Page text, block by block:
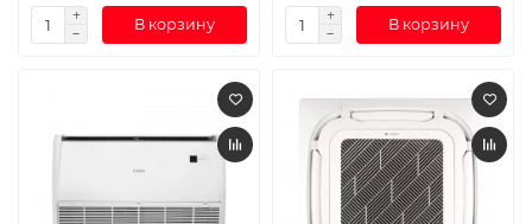
В корзину В корзину